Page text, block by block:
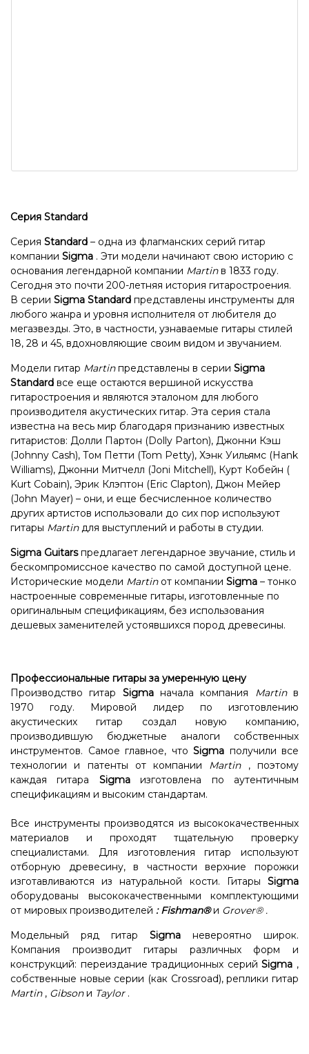
Серия Standard
Серия Standard – одна из флагманских серий гитар
компании Sigma . Эти модели начинают свою историю с
основания легендарной компании Martinв 1833 году.
Сегодня это почти 200-летняя история гитаростроения.
В серии Sigma Standard представлены инструменты для
любого жанра и уровня исполнителя от любителя до
мегазвезды. Это, в частности, узнаваемые гитары стилей
18, 28 и 45, вдохновляющие своим видом и звучанием.
Модели гитар Martinпредставлены в серии Sigma
Standard все еще остаются вершиной искусства
гитаростроения и являются эталоном для любого
производителя акустических гитар. Эта серия стала
известна на весь мир благодаря признанию известных
гитаристов: Долли Партон (Dolly Parton), Джонни Кэш
(Johnny Cash), Том Петти (Tom Petty), Хэнк Уильямс (Hank
Williams), Джонни Митчелл (Joni Mitchell), Курт Кобейн (
Kurt Cobain), Эрик Клэптон (Eric Clapton), Джон Мейер
(John Mayer) – они, и еще бесчисленное количество
других артистов использовали до сих пор используют
гитары Martinдля выступлений и работы в студии.
Sigma Guitarsпредлагает легендарное звучание, стиль и
бескомпромиссное качество по самой доступной цене.
Исторические модели Martinот компании Sigma – тонко
настроенные современные гитары, изготовленные по
оригинальным спецификациям, без использования
дешевых заменителей устоявшихся пород древесины.
Профессиональные гитары за умеренную цену
Производство гитар Sigmaначала компания Martinв
1970 году. Мировой лидер по изготовлению
акустических гитар создал новую компанию,
производившую бюджетные аналоги собственных
инструментов. Самое главное, что Sigma получили все
технологии и патенты от компании Martin, поэтому
каждая гитара Sigmaизготовлена ​​по аутентичным
спецификациям и высоким стандартам.
Все инструменты производятся из высококачественных
материалов и проходят тщательную проверку
специалистами. Для изготовления гитар используют
отборную древесину, в частности верхние порожки
изготавливаются из натуральной кости. Гитары Sigma
оборудованы высококачественными комплектующими
от мировых производителей :Fishman® и Grover® .
Модельный ряд гитар Sigma невероятно широк.
Компания производит гитары различных форм и
конструкций: переиздание традиционных серийSigma ,
собственные новые серии (как Crossroad), реплики гитар
Martin, Gibsonи Taylor.